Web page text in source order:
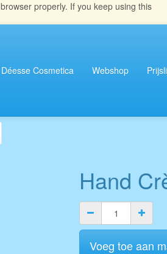
properly. If you keep using this
Déesse Cosmetica Webshop
Hand
Voeg toe aan